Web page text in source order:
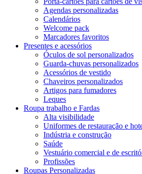
Agendas personalizadas
Calendários
Welcome pack
Marcadores favoritos
Presentes e acessórios
Óculos de sol personalizados
Guarda-chuvas personalizados
Acessórios de vestido
Chaveiros personalizados
Artigos para fumadores
Leques
Roupa trabalho e Fardas
Alta visibilidade
Uniformes de restauração e
Indústria e construção
Saúde
Vestuário comercial e de
Profissões
Roupas Personalizadas